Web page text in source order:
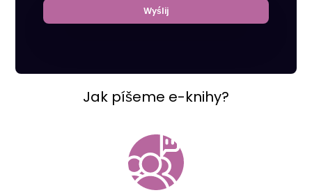
elektronické knihy jsou vždy nejnovějšími
informacemi o trendech a efektivních řešeních
Jak píšeme e-knihy?